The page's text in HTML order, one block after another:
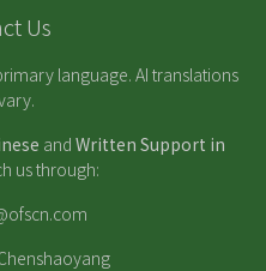
Us
language. AI translations
and Written Support in
us through: